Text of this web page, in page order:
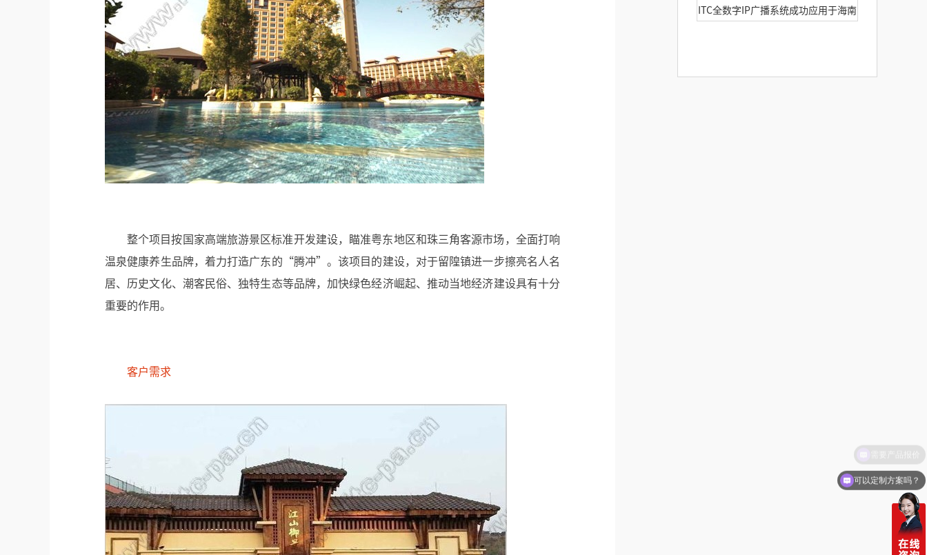
整个项目按国家高端旅游景区标准开发建设，瞄准粤东地区和珠三角客源市场，全面打响
温泉健康养生品牌，着力打造广东的“腾冲”。该项目的建设，对于留隍镇进一步擦亮名人名
居、历史文化、潮客民俗、独特生态等品牌，加快绿色经济崛起、推动当地经济建设具有十分
重要的作用。
客户需求
ITC全数字IP广播系统成功应用于海南
可以定制方案吗？